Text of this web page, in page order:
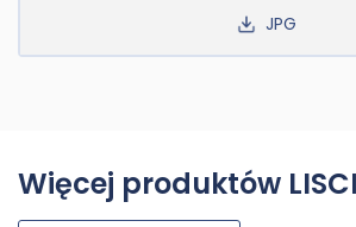
JPG
Więcej produktów